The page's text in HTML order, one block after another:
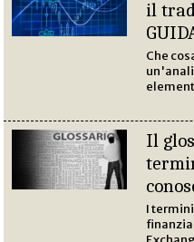
il
Che
Il
I